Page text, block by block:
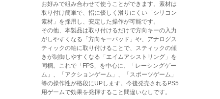
お好みで組み合わせて使うことができます。素材は
取り付け簡単で、指に優しく滑りにくい「シリコン
素材」を採用し、安定した操作が可能です。
その他、本製品は取り付けるだけで方向キーの入力
がしやすくなる「方向キーパッド」や、アナログス
ティックの軸に取り付けることで、スティックの傾
きが制御しやすくなる「エイムアシストリング」を
同梱。これで「FPS」を中心に、「レーシングゲー
ム」、「アクションゲーム」、「スポーツゲーム」
等の操作性が格段にUPします。今後発売されるPS5
用ゲームで効果を発揮すること間違いなしです。